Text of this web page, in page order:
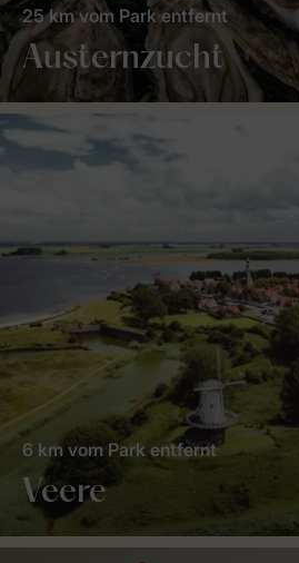
Austernzucht
25 km vom Park entfernt
Veere
6 km vom Park entfernt